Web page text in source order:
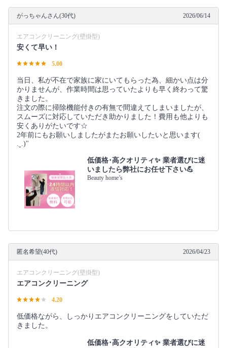
がっちゃんさん(30代) 2026/06/14
エアコンクリーニング(壁掛型)
安くて早い！
5.00
当日、私が不在で家族に家にいてもらった為、細かい点は分
かりませんが、作業時間は思っていたよりも早く終わって驚
きました。
注文の際に掃除機能付きの有無で間違えてしまいましたが、
スムーズに対応していただき助かりました！費用も他よりも
安くありがたいです☆
2年前にもお願いしましたがまたお願いしたいと思います(
.ˬ.)"
低価格･高クオリティ✨ 業者選びに迷
いましたら弊社にお任せ下さい💪
Beauty home’s
匿名希望(40代) 2026/04/23
エアコンクリーニング(壁掛型)
エアコンクリーニング
4.20
低価格ながら、しっかりエアコンクリーニングをしていただ
きました。
低価格･高クオリティ✨ 業者選びに迷